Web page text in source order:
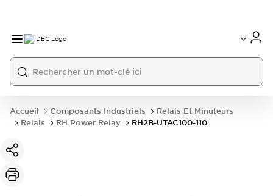
Accueil Composants Industriels
Relais Et Minuteurs
Relais
RH Power Relay RH2B-UTAC100-110